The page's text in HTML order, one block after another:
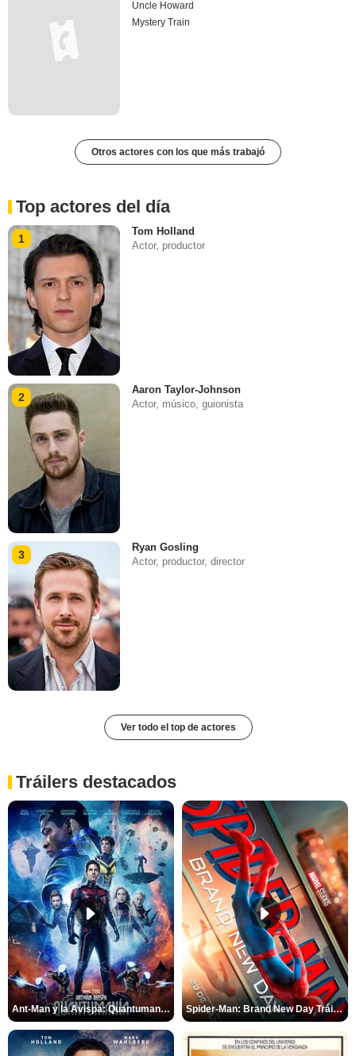
Uncle Howard
Mystery Train
Otros actores con los que más trabajó
Top actores del día
1
Tom Holland
Actor, productor
2
Aaron Taylor-Johnson
Actor, músico, guionista
3
Ryan Gosling
Actor, productor, director
Ver todo el top de actores
Tráilers destacados
Ant-Man y la Avispa: Quantumanía Tráiler (2) Spider-Man: Brand New Day Tráiler (3)